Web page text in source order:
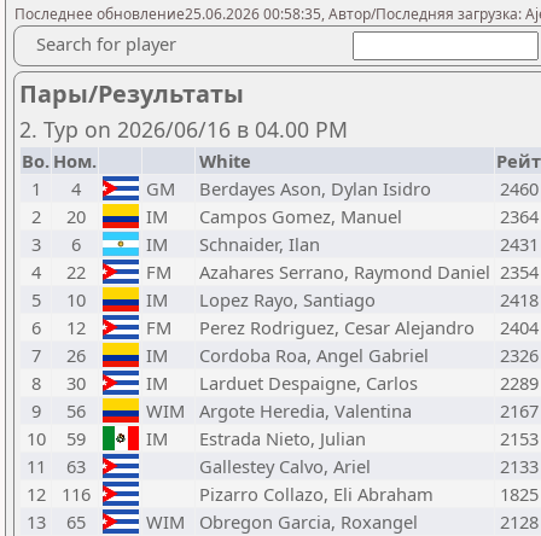
Последнее обновление25.06.2026 00:58:35, Автор/Последняя загрузка:
Search for player
Пары/Результаты
2. Тур on 2026/06/16 в 04.00 PM
Bo. Ном. White
Рейт
1
4 GM Berdayes Ason, Dylan Isidro
2460
2
20 IM Campos Gomez, Manuel
2364
3
6 IM Schnaider, Ilan
2431
4
22 FM Azahares Serrano, Raymond Daniel 2354
5
10 IM Lopez Rayo, Santiago
2418
6
12 FM Perez Rodriguez, Cesar Alejandro
2404
7
26 IM Cordoba Roa, Angel Gabriel
2326
8
30 IM Larduet Despaigne, Carlos
2289
9
56 WIM Argote Heredia, Valentina
2167
10
59 IM Estrada Nieto, Julian
2153
11
63 Gallestey Calvo, Ariel
2133
12
116 Pizarro Collazo, Eli Abraham
1825
13
65 WIM Obregon Garcia, Roxangel
2128